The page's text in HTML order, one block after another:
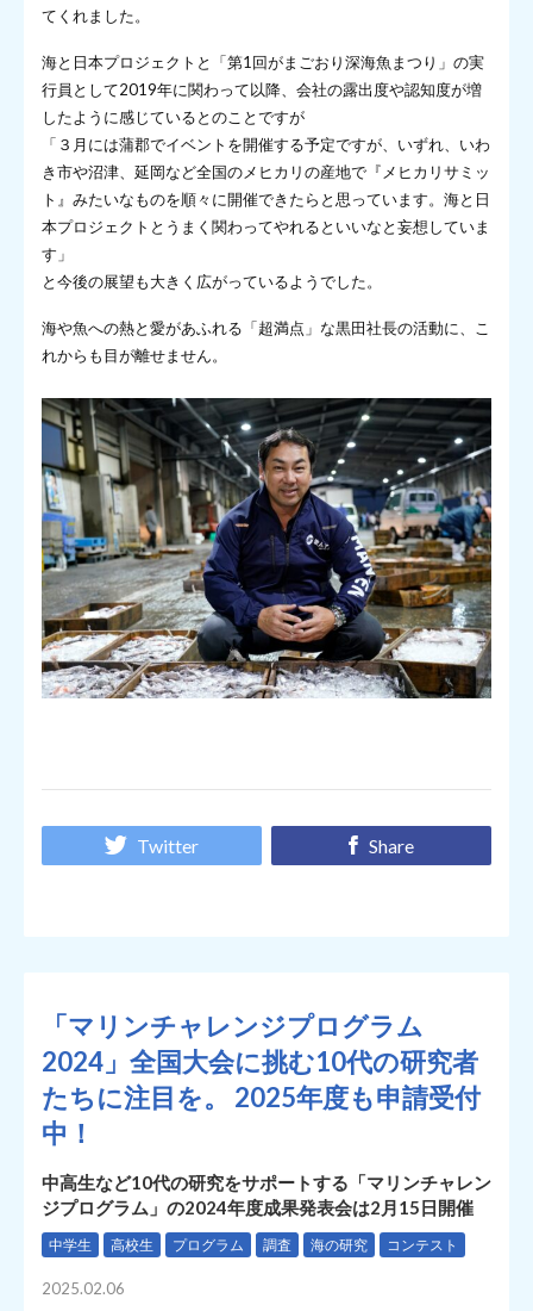
てくれました。
海と日本プロジェクトと「第1回がまごおり深海魚まつり」の実
行員として2019年に関わって以降、会社の露出度や認知度が増
したように感じているとのことですが
「３月には蒲郡でイベントを開催する予定ですが、いずれ、いわ
き市や沼津、延岡など全国のメヒカリの産地で『メヒカリサミッ
ト』みたいなものを順々に開催できたらと思っています。海と日
本プロジェクトとうまく関わってやれるといいなと妄想していま
す」
と今後の展望も大きく広がっているようでした。
海や魚への熱と愛があふれる「超満点」な黒田社長の活動に、こ
れからも目が離せません。
Twitter Share
「マリンチャレンジプログラム
2024」全国大会に挑む10代の研究者
たちに注目を。 2025年度も申請受付
中！
中高生など10代の研究をサポートする「マリンチャレン
ジプログラム」の2024年度成果発表会は2月15日開催
中学生 高校生 プログラム 調査 海の研究 コンテスト
2025.02.06